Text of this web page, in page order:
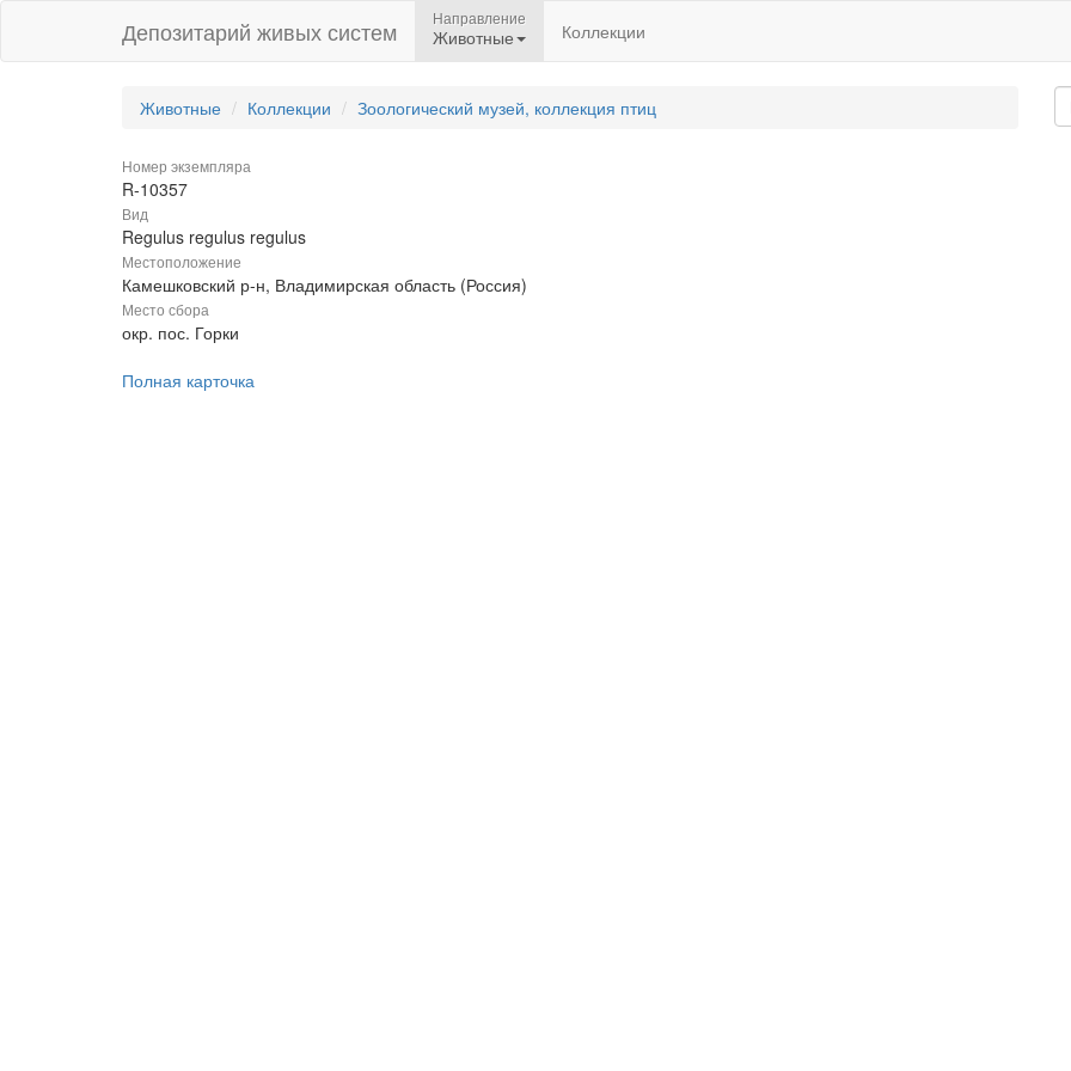
Депозитарий живых систем Направление
Животные Коллекции
Животные Коллекции Зоологический музей, коллекция птиц
Номер экземпляра
R-10357
Вид
Regulus regulus regulus
Местоположение
Камешковский р-н, Владимирская область (Россия)
Место сбора
окр. пос. Горки
Полная карточка